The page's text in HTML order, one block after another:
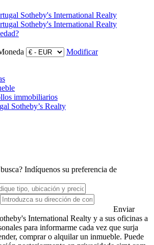
Modificar
immobiliarios
Sotheby’s Realty
Indíquenos su preferencia de
Enviar
International Realty y a sus oficinas a
para informarme cada vez que surja
comprar o alquilar un inmueble. Puede